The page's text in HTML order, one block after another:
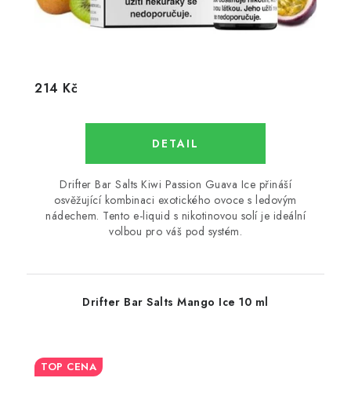
214 Kč
Drifter Bar Salts Kiwi Passion Guava Ice přináší
osvěžující kombinaci exotického ovoce s ledovým
nádechem. Tento e-liquid s nikotinovou solí je ideální
volbou pro váš pod systém.
Drifter Bar Salts Mango Ice 10 ml
TOP CENA